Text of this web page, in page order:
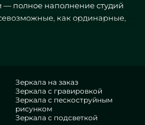
полное наполнение студий
как ординарные,
вы уверенно чувствуете, что
Если вы вознамериваетесь
придать им порядка,
расцените наши творения, от
неисчислимых деталей.
Зеркала на заказ
Зеркала с гравировкой
Зеркала с пескоструйным
рисунком
Зеркала с подсветкой